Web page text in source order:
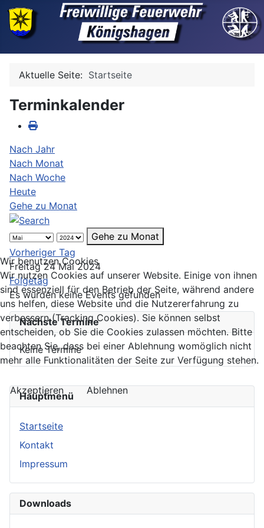
Hauptmenü
Startseite
Kontakt
Impressum
Downloads
Aktuelle Seite: Startseite
Terminkalender
Nach Jahr
Nach Monat
Nach Woche
Heute
Gehe zu Monat
Gehe zu Monat
Vorheriger Tag
Freitag 24 Mai 2024
Folgetag
Es wurden keine Events gefunden
Nächste Termine
Keine Termine
Wir benutzen Cookies
Wir nutzen Cookies auf unserer Website. Einige von ihnen
sind essenziell für den Betrieb der Seite, während andere
uns helfen, diese Website und die Nutzererfahrung zu
verbessern (Tracking Cookies). Sie können selbst
entscheiden, ob Sie die Cookies zulassen möchten. Bitte
beachten Sie, dass bei einer Ablehnung womöglich nicht
mehr alle Funktionalitäten der Seite zur Verfügung stehen.
Akzeptieren Ablehnen